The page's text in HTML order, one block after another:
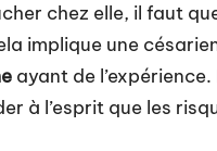
chez elle, il faut
implique une
ayant de
à l’esprit que les